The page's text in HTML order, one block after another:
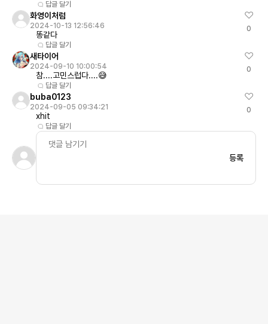
답글 달기
화영이처럼
2024-10-13 12:56:46
똥같다
답글 달기
0
새타이어
2024-09-10 10:00:54
참....고민스럽다....😅
답글 달기
0
buba0123
2024-09-05 09:34:21
xhit
답글 달기
0
등록